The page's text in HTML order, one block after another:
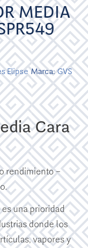
MEDIA
Elipse Marca:GVS
Cara
rendimiento –
una prioridad
donde los
vapores y